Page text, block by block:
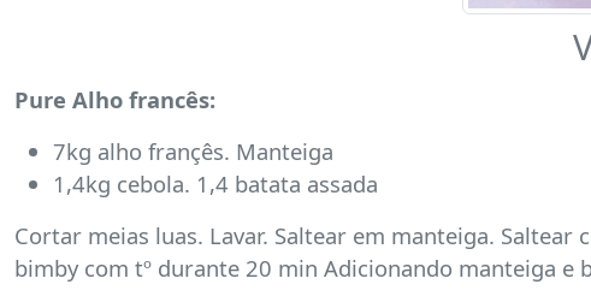
Pure Alho francês:
7kg alho françês. Manteiga
1,4kg cebola. 1,4 batata assada
Cortar meias luas. Lavar. Saltear em manteiga.
bimby com tº durante 20 min Adicionando manteiga e